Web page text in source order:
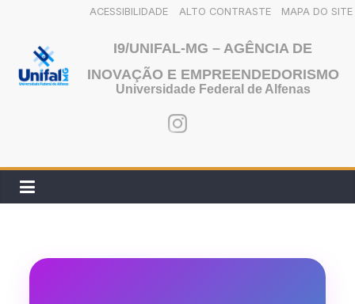
ACESSIBILIDADE ALTO CONTRASTE MAPA DO SITE
I9/UNIFAL-MG – AGÊNCIA DE
INOVAÇÃO E EMPREENDEDORISMO
Universidade Federal de Alfenas